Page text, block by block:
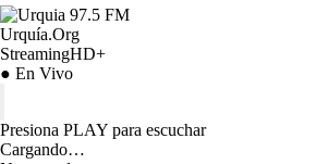
Urquía.Org
StreamingHD+
● En Vivo
Presiona PLAY para escuchar
Cargando…